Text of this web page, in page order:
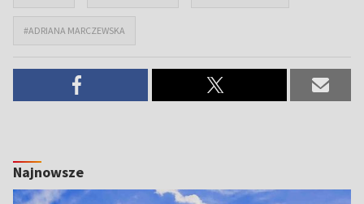
#ADRIANA MARCZEWSKA
Najnowsze